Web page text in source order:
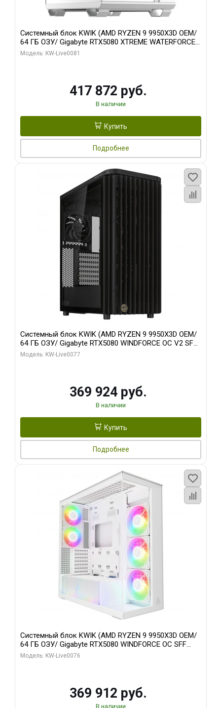
Системный блок KWIK (AMD RYZEN 9 9950X3D OEM/
64 ГБ ОЗУ/ Gigabyte RTX5080 XTREME WATERFORCE
16GB GDDR7 256bit/ 1 ТБ SSD)
Модель: KW-Live0081
417 872 руб.
В наличии
Купить
Подробнее
Системный блок KWIK (AMD RYZEN 9 9950X3D OEM/
64 ГБ ОЗУ/ Gigabyte RTX5080 WINDFORCE OC V2 SFF
16GB GDDR7 256b/ 960 ГБ SSD)
Модель: KW-Live0077
369 924 руб.
В наличии
Купить
Подробнее
Системный блок KWIK (AMD RYZEN 9 9950X3D OEM/
64 ГБ ОЗУ/ Gigabyte RTX5080 WINDFORCE OC SFF
16GB GDDR7 256bit / 960 ГБ SSD)
Модель: KW-Live0076
369 912 руб.
В наличии